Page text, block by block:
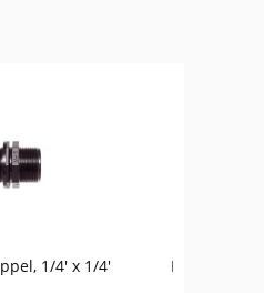
Einschraub-Tülle gerade 1/2